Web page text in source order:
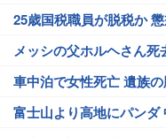
25歳国税職員が脱税か
メッシの父ホルヘさん死
車中泊で女性死亡 遺族
富士山より高地にパンダ